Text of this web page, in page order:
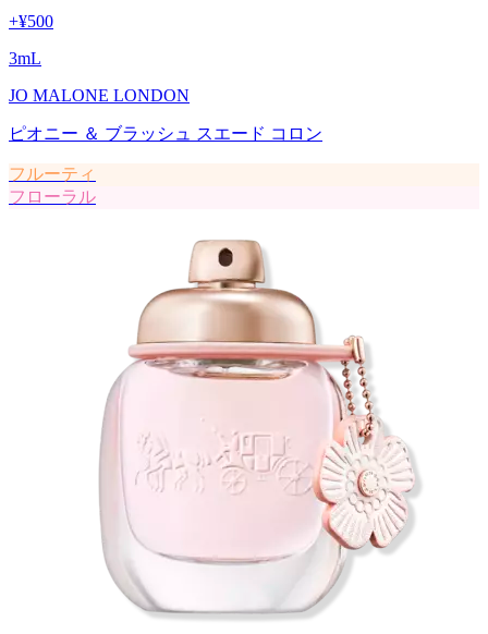
+¥500
3mL
JO MALONE LONDON
ピオニー ＆ ブラッシュ スエード コロン
フルーティ
フローラル